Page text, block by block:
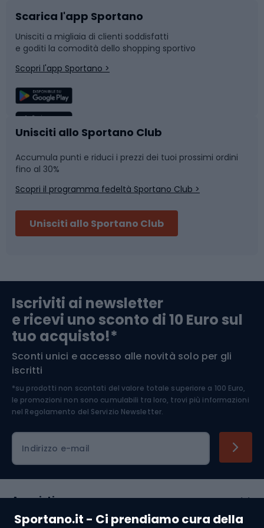
Sportano.it - Ci prendiamo cura della
Bushcraft
Corsa
Sport di squadra
Caschi da ciclismo
Skitouring
Abbigliamento da escursionismo
Slitte e slittini
Snowboard
Camminata nordica
Nuoto
Pattinaggio
Componenti per biciclette
Arrampicata
Medicina dello sport
Abbigliamento ciclistico
Scarica l'app Sportano
Unisciti a migliaia di clienti soddisfatti
e goditi la comodità dello shopping sportivo
Scopri l'app Sportano >
Unisciti allo Sportano Club
Accumula punti e riduci i prezzi dei tuoi prossimi ordini
fino al 30%
Scopri il programma fedeltà Sportano Club >
Unisciti allo Sportano Club
Iscriviti ai newsletter
e ricevi uno sconto di 10 Euro sul
tuo acquisto!*
Sconti unici e accesso alle novità solo per gli
iscritti
*su prodotti non scontati del valore totale superiore a 100 Euro,
le promozioni non sono cumulabili tra loro, trovi più informazioni
nel Regolamento del Servizio Newsletter.
Indirizzo e-mail
Acquisti